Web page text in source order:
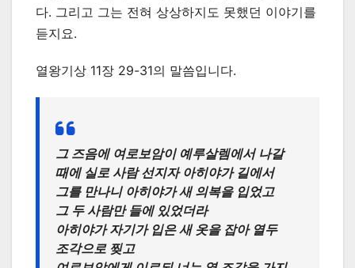
다. 그리고 그는 전혀 상상하지도 못했던 이야기를
듣지요.
열왕기상 11장 29-31의 말씀입니다.
그 즈음에 여로보암이 예루살렘에서 나갈
때에 실로 사람 선지자 아히야가 길에서
그를 만나니 아히야가 새 의복을 입었고
그 두 사람만 들에 있었더라
아히야가 자기가 입은 새 옷을 잡아 열두
조각으로 찢고